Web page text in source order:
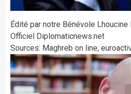
Édité par notre Bénévole Lhoucine
Officiel Diplomaticnews.net
Sources: Maghreb on line,